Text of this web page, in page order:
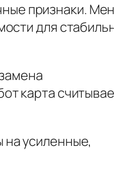
признаки.
для
карта
на усиленные,